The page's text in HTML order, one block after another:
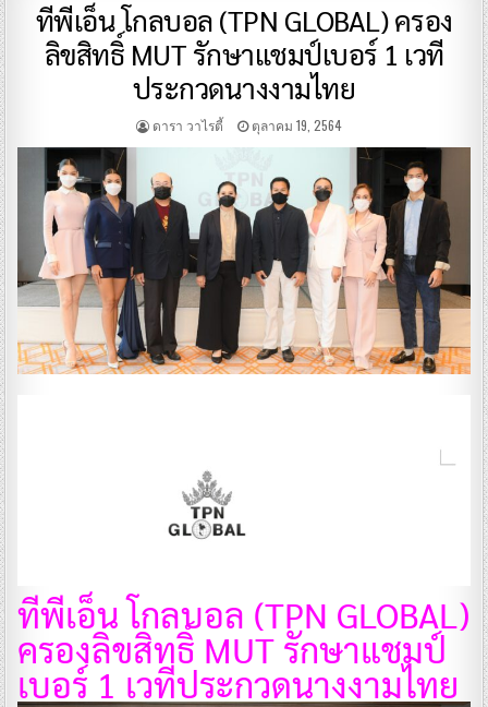
ทีพีเอ็น โกลบอล (TPN GLOBAL) ครอง
ลิขสิทธิ์ MUT รักษาแชมป์เบอร์ 1 เวที
ประกวดนางงามไทย
ดารา วาไรตี้ ตุลาคม 19, 2564
ทีพีเอ็น โกลบอล (TPN GLOBAL)
ครองลิขสิทธิ์ MUT รักษาแชมป์
เบอร์ 1 เวทีประกวดนางงามไทย